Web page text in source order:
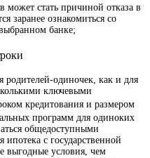
может стать причиной отказа в
заранее ознакомиться со
банке;
родителей-одиночек, как и для
ключевыми
кредитования и размером
программ для одиноких
общедоступными
с государственной
выгодные условия, чем